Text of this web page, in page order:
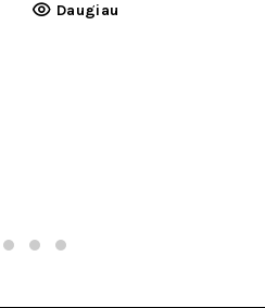
Daugiau